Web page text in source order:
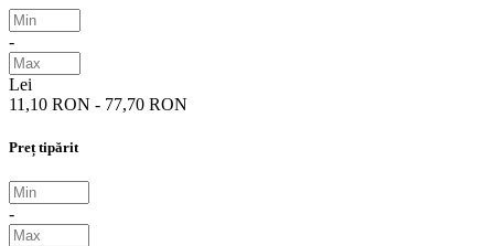
-
Lei
11,10 RON - 77,70 RON
Preț tipărit
-